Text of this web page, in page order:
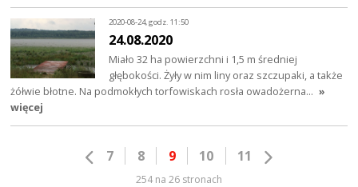
2020-08-24, godz. 11:50
24.08.2020
Miało 32 ha powierzchni i 1,5 m średniej
głębokości. Żyły w nim liny oraz szczupaki, a także
żółwie błotne. Na podmokłych torfowiskach rosła owadożerna… »
więcej
7 8 9 10 11
254 na 26 stronach